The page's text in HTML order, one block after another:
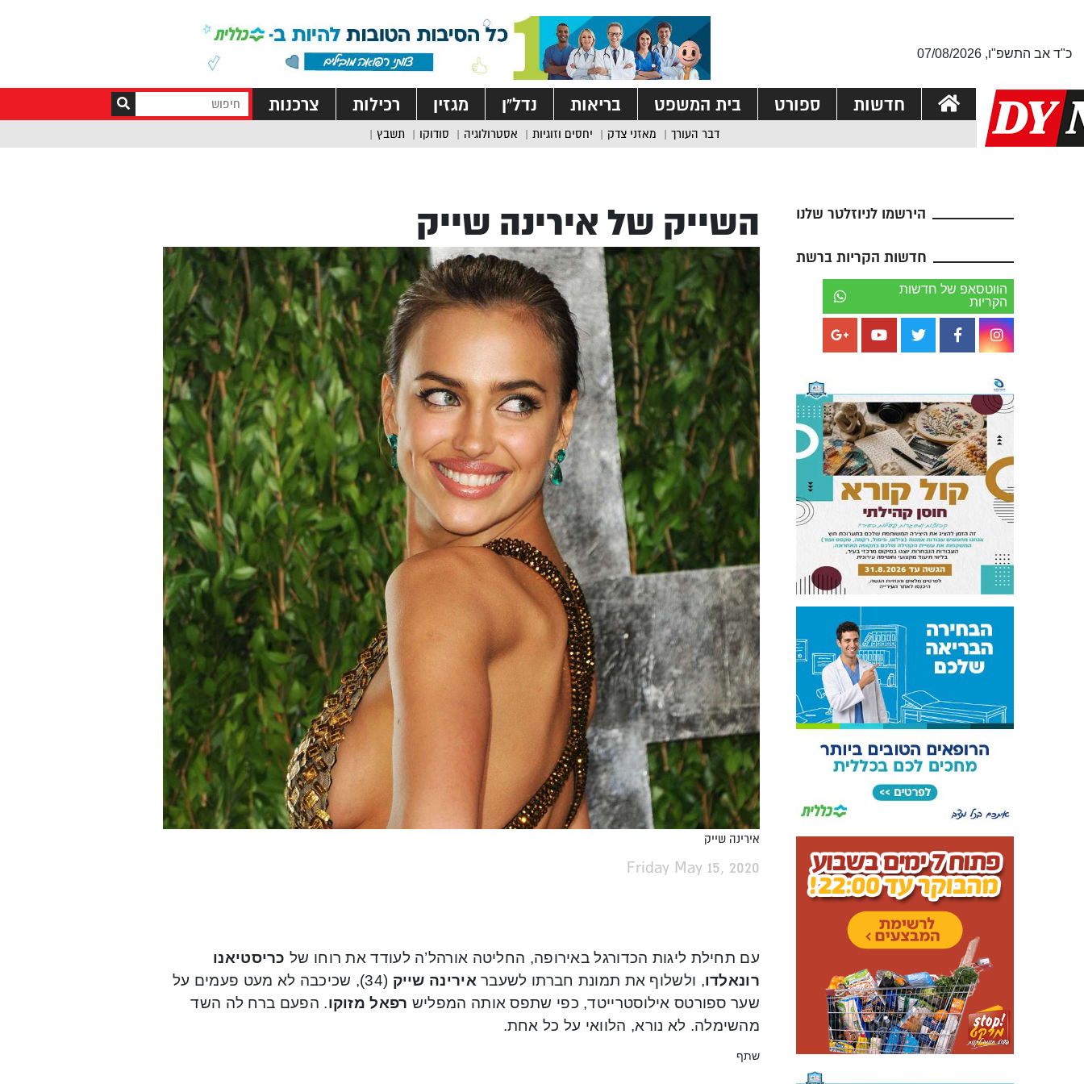
כ"ד אב התשפ"ו, 07/08/2026
חדשות ספורט בית המשפט בריאות נדל”ן מגזין רכילות צרכנות
דבר העורך מאזני צדק יחסים וזוגיות אסטרולוגיה סודוקו תשבץ
הירשמו לניוזלטר שלנו
חדשות הקריות ברשת
הווטסאפ של חדשות
הקריות
השייק של אירינה שייק
אירינה שייק
Friday May 15, 2020
עם תחילת ליגות הכדורגל באירופה, החליטה אורהל’ה לעודד את רוחו של כריסטיאנו
רונאלדו, ולשלוף את תמונת חברתו לשעבר אירינה שייק
(34), שכיכבה לא מעט פעמים על
שער ספורטס אילוסטרייטד, כפי שתפס אותה המפליש רפאל מזוקו. הפעם ברח לה השד
מהשימלה. לא נורא, הלוואי על כל אחת.
שתף